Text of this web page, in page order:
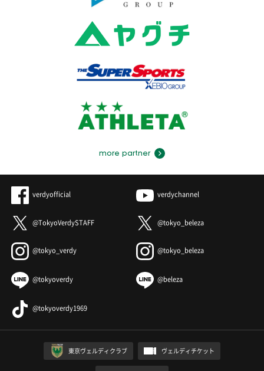
more partner
verdyofficial verdychannel
@TokyoVerdySTAFF @tokyo_beleza
@tokyo_verdy @tokyo_beleza
@tokyoverdy @beleza
@tokyoverdy1969
東京ヴェルディクラブ ヴェルディチケット